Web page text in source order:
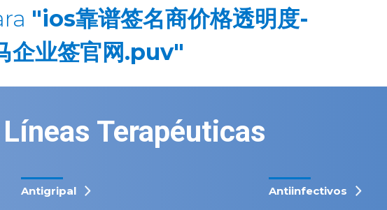
"ios靠谱签名商价格透明度-
业签官网.puv"
Líneas Terapéuticas
Antigripal Antiinfectivos